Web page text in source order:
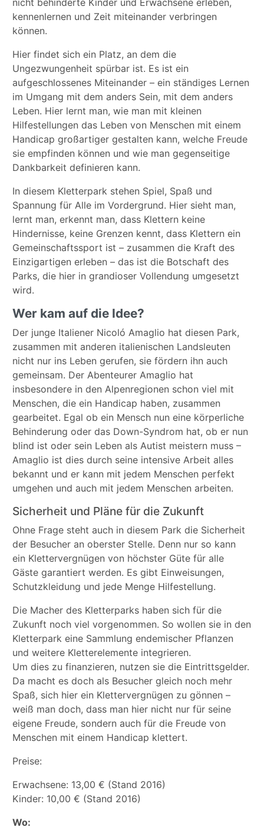
nicht behinderte Kinder und Erwachsene erleben,
kennenlernen und Zeit miteinander verbringen
können.
Hier findet sich ein Platz, an dem die
Ungezwungenheit spürbar ist. Es ist ein
aufgeschlossenes Miteinander – ein ständiges Lernen
im Umgang mit dem anders Sein, mit dem anders
Leben. Hier lernt man, wie man mit kleinen
Hilfestellungen das Leben von Menschen mit einem
Handicap großartiger gestalten kann, welche Freude
sie empfinden können und wie man gegenseitige
Dankbarkeit definieren kann.
In diesem Kletterpark stehen Spiel, Spaß und
Spannung für Alle im Vordergrund. Hier sieht man,
lernt man, erkennt man, dass Klettern keine
Hindernisse, keine Grenzen kennt, dass Klettern ein
Gemeinschaftssport ist – zusammen die Kraft des
Einzigartigen erleben – das ist die Botschaft des
Parks, die hier in grandioser Vollendung umgesetzt
wird.
Wer kam auf die Idee?
Der junge Italiener Nicoló Amaglio hat diesen Park,
zusammen mit anderen italienischen Landsleuten
nicht nur ins Leben gerufen, sie fördern ihn auch
gemeinsam. Der Abenteurer Amaglio hat
insbesondere in den Alpenregionen schon viel mit
Menschen, die ein Handicap haben, zusammen
gearbeitet. Egal ob ein Mensch nun eine körperliche
Behinderung oder das Down-Syndrom hat, ob er nun
blind ist oder sein Leben als Autist meistern muss –
Amaglio ist dies durch seine intensive Arbeit alles
bekannt und er kann mit jedem Menschen perfekt
umgehen und auch mit jedem Menschen arbeiten.
Sicherheit und Pläne für die Zukunft
Ohne Frage steht auch in diesem Park die Sicherheit
der Besucher an oberster Stelle. Denn nur so kann
ein Klettervergnügen von höchster Güte für alle
Gäste garantiert werden. Es gibt Einweisungen,
Schutzkleidung und jede Menge Hilfestellung.
Die Macher des Kletterparks haben sich für die
Zukunft noch viel vorgenommen. So wollen sie in den
Kletterpark eine Sammlung endemischer Pflanzen
und weitere Kletterelemente integrieren.
Um dies zu finanzieren, nutzen sie die Eintrittsgelder.
Da macht es doch als Besucher gleich noch mehr
Spaß, sich hier ein Klettervergnügen zu gönnen –
weiß man doch, dass man hier nicht nur für seine
eigene Freude, sondern auch für die Freude von
Menschen mit einem Handicap klettert.
Preise:
Erwachsene: 13,00 € (Stand 2016)
Kinder: 10,00 € (Stand 2016)
Wo: